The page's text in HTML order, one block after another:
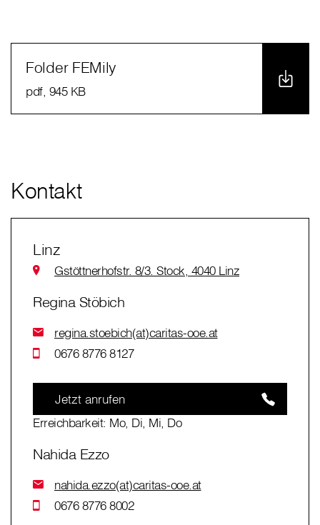
Folder FEMily
pdf, 945 KB
Kontakt
Linz
Gstöttnerhofstr. 8/3. Stock, 4040 Linz
Regina Stöbich
regina.stoebich(at)caritas-ooe.at
0676 8776 8127
Jetzt anrufen
Erreichbarkeit: Mo, Di, Mi, Do
Nahida Ezzo
nahida.ezzo(at)caritas-ooe.at
0676 8776 8002